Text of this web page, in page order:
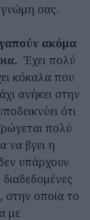
σας.
ακόμα
Έχει πολύ
κόκαλα που
ανήκει στην
ότι
πολύ
να βγει η
υπάρχουν
στην οποία το
με